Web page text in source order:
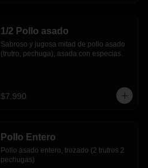
1/2 Pollo asado
Sabroso y jugosa mitad de pollo asado
(trutro, pechuga), asada con especias.
$7.990
Pollo Entero
Pollo asado entero, trozado (2 trutros 2
pechugas)